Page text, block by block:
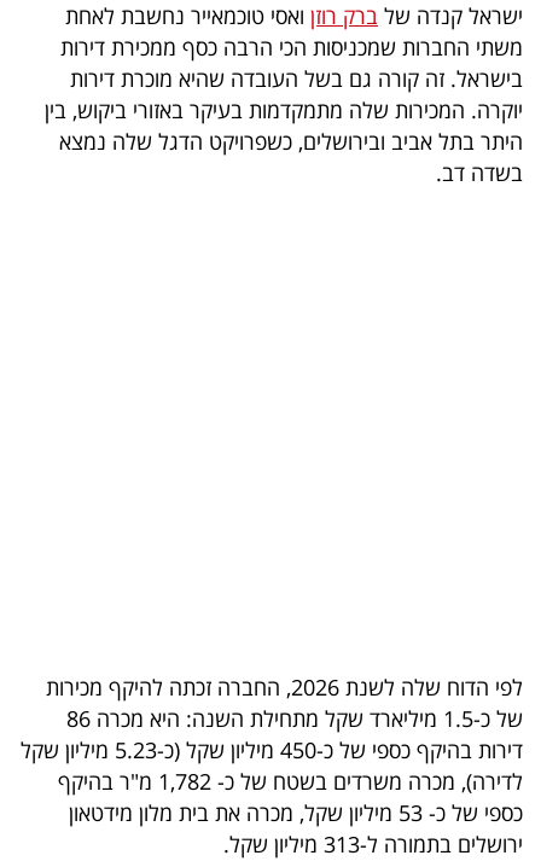
קריירה
ולימודים
מינויים
רייטינג
פודקאסט
40
UNDER
40
ישראל קנדה של ברק רוזן ואסי טוכמאייר נחשבת לאחת
משתי החברות שמכניסות הכי הרבה כסף ממכירת דירות
בישראל. זה קורה גם בשל העובדה שהיא מוכרת דירות
יוקרה. המכירות שלה מתמקדמות בעיקר באזורי ביקוש, בין
היתר בתל אביב ובירושלים, כשפרויקט הדגל שלה נמצא
בשדה דב.
לפי הדוח שלה לשנת 2026, החברה זכתה להיקף מכירות
של כ-1.5 מיליארד שקל מתחילת השנה: היא מכרה 86
דירות בהיקף כספי של כ-450 מיליון שקל (כ-5.23 מיליון שקל
לדירה), מכרה משרדים בשטח של כ- 1,782 מ"ר בהיקף
כספי של כ- 53 מיליון שקל, מכרה את בית מלון מידטאון
ירושלים בתמורה ל-313 מיליון שקל.